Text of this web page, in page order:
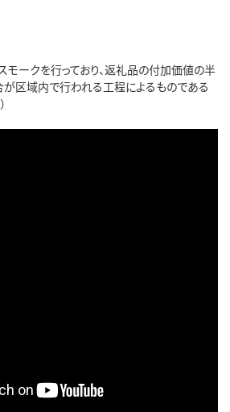
モークを行っており、返礼品の付加価値の半
区域内で行われる工程によるものである